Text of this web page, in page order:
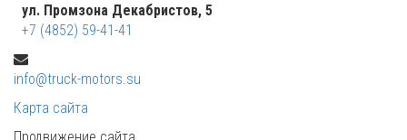
ул. Промзона Декабристов, 5
+7 (4852) 59-41-41
info@truck-motors.su
Карта сайта
Продвижение сайта